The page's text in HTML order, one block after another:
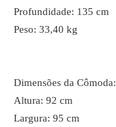
Profundidade: 135 cm
Peso: 33,40 kg
Dimensões da Cômoda:
Altura: 92 cm
Largura: 95 cm